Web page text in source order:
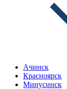
Ачинск
Красноярск
Минусинск